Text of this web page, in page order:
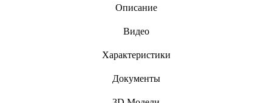
Описание
Видео
Характеристики
Документы